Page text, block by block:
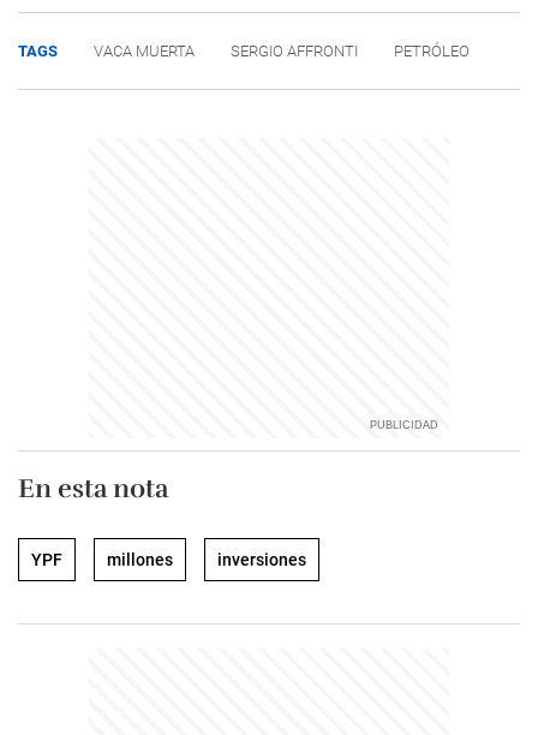
TAGS VACA MUERTA SERGIO AFFRONTI PETRÓLEO
En esta nota
YPF millones inversiones